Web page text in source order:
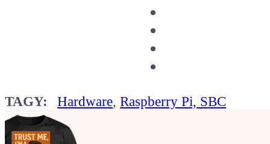
TAGY: Hardware,Raspberry Pi, SBC